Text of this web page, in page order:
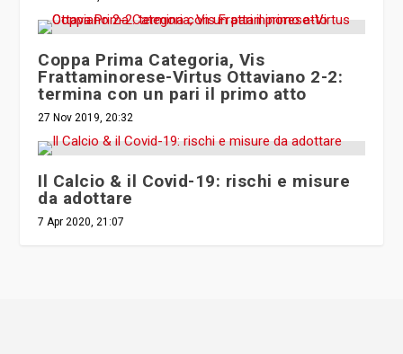
Coppa Prima Categoria, Vis
Frattaminorese-Virtus Ottaviano 2-2:
termina con un pari il primo atto
27 Nov 2019, 20:32
Il Calcio & il Covid-19: rischi e misure
da adottare
7 Apr 2020, 21:07